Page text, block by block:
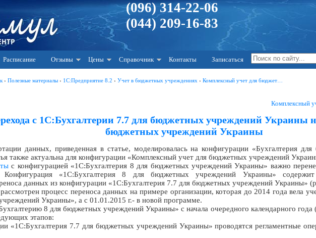
(096) 314-22-06
(044) 209-16-83
Расписание Отзывы Цены Справочник Контакты Записаться
› Полезные материалы › 1С:Предприятие 8.2 › Учет в бюджетных учреждениях › Комплексный учет для бюджет…
Комплексный
с 1С:Бухгалтерии 7.7 для бюджетных учреждений Украины
бюджетных учреждений Украины
данных, приведенная в статье, моделировалась на конфигурации «Бухгалтерия
также актуальна для конфигурации «Комплексный учет для бюджетных учреждений
с конфигурацией «1С:Бухгалтерия 8 для бюджетных учреждений Украины» важно
Конфигурация «1С:Бухгалтерия 8 для бюджетных учреждений Украины»
данных из конфигурации «1С:Бухгалтерия 7.7 для бюджетных учреждений Украины»
процесс переноса данных на примере организации, которая до 2014 года вела
Украины», а с 01.01.2015 г.- в новой программе.
8 для бюджетных учреждений Украины» с начала очередного календарного года
этапов:
«1С:Бухгалтерия 7.7 для бюджетных учреждений Украины» проводятся регламентные